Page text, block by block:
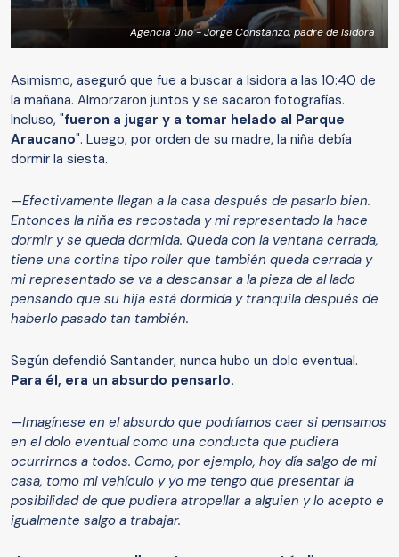
Agencia Uno - Jorge Constanzo, padre de Isidora
Asimismo, aseguró que fue a buscar a Isidora a las 10:40 de
la mañana. Almorzaron juntos y se sacaron fotografías.
Incluso, "fueron a jugar y a tomar helado al Parque
Araucano". Luego, por orden de su madre, la niña debía
dormir la siesta.
—Efectivamente llegan a la casa después de pasarlo bien.
Entonces la niña es recostada y mi representado la hace
dormir y se queda dormida. Queda con la ventana cerrada,
tiene una cortina tipo roller que también queda cerrada y
mi representado se va a descansar a la pieza de al lado
pensando que su hija está dormida y tranquila después de
haberlo pasado tan también.
Según defendió Santander, nunca hubo un dolo eventual.
Para él, era un absurdo pensarlo.
—Imagínese en el absurdo que podríamos caer si pensamos
en el dolo eventual como una conducta que pudiera
ocurrirnos a todos. Como, por ejemplo, hoy día salgo de mi
casa, tomo mi vehículo y yo me tengo que presentar la
posibilidad de que pudiera atropellar a alguien y lo acepto e
igualmente salgo a trabajar.